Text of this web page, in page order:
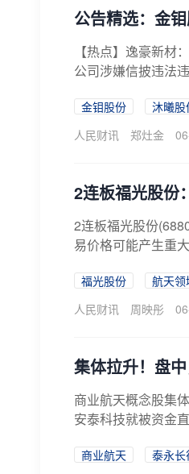
公告精选：金
【热点】逸豪新
公司涉嫌信披违法
金钼股份 沐曦股
人民财讯
郑灶金
2连板福光股份
2连板福光股份
易价格可能产生重
福光股份 航天领
人民财讯
周映彤
集体拉升！盘
商业航天概念股集
安泰科技就被资金
商业航天 泰永长